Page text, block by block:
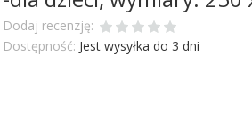
Dodaj recenzję:
Dostępność: Jest wysyłka do 3 dni